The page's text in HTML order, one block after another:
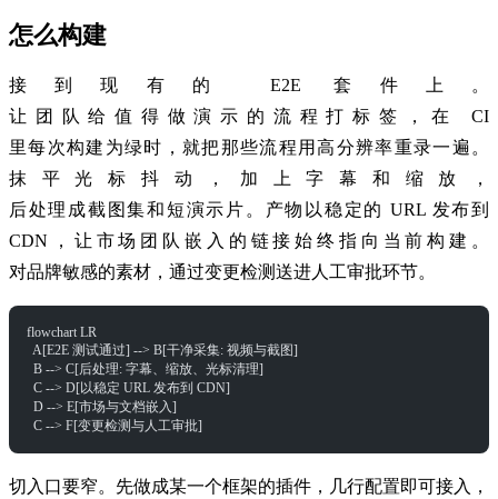
怎么构建
接到现有的 E2E 套件上。
让团队给值得做演示的流程打标签，在 CI
里每次构建为绿时，就把那些流程用高分辨率重录一遍。
抹平光标抖动，加上字幕和缩放，
后处理成截图集和短演示片。产物以稳定的 URL 发布到
CDN，让市场团队嵌入的链接始终指向当前构建。
对品牌敏感的素材，通过变更检测送进人工审批环节。
flowchart LR
  A[E2E 测试通过] --> B[干净采集: 视频与截图]
  B --> C[后处理: 字幕、缩放、光标清理]
  C --> D[以稳定 URL 发布到 CDN]
  D --> E[市场与文档嵌入]
  C --> F[变更检测与人工审批]
切入口要窄。先做成某一个框架的插件，几行配置即可接入，